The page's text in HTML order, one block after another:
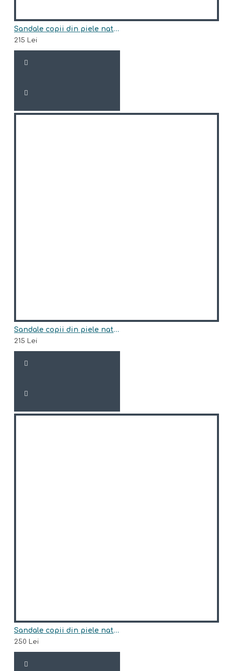
Sandale copii din piele naturala model MALU
215 Lei
Sandale copii din piele naturala model PALI
215 Lei
Sandale copii din piele naturala model ROYAL
250 Lei